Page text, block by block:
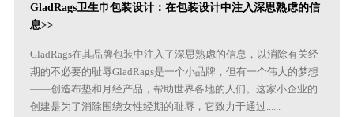
GladRags卫生巾包装设计：在包装设计中注入深思熟虑的信
息>>
GladRags在其品牌包装中注入了深思熟虑的信息，以消除有关经
期的不必要的耻辱GladRags是一个小品牌，但有一个伟大的梦想
——创造布垫和月经产品，帮助世界各地的人们。这家小企业的
创建是为了消除围绕女性经期的耻辱，它致力于通过......